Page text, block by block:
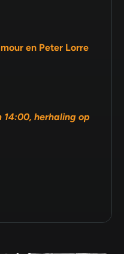
en Peter Lorre
herhaling op